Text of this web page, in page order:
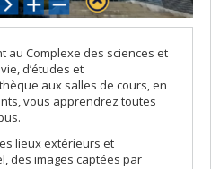
au Complexe des sciences et
d’études et
aux salles de cours, en
vous apprendrez toutes
lieux extérieurs et
des images captées par